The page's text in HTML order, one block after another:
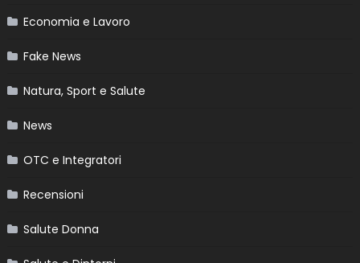
Economia e Lavoro
Fake News
Natura, Sport e Salute
News
OTC e Integratori
Recensioni
Salute Donna